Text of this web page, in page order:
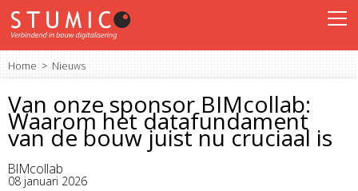
Home Nieuws
Van onze sponsor BIMcollab:
Waarom het datafundament
van de bouw juist nu cruciaal is
BIMcollab
08 januari 2026